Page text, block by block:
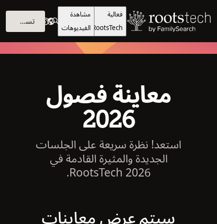
فعالية
RootsTech
مشاهدة
الفيديوهات
تسجيل الدخول
معاينة فصول
2026
استعد! نظرة سريعة على الجلسات
الجديدة والمثيرة القادمة في
RootsTech 2026.
سيتم عرض معاينات